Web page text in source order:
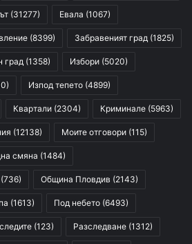
(31277) Евала (1067)
(8399) Забравеният град (1825)
град (1358) Избори (5020)
Изпод тепето (4899)
Квартали (2304) Криминале (5963)
(12138) Моите отговори (115)
смяна (1484)
(736) Община Пловдив (2143)
(1613) Под небето (6493)
(123) Разследване (1312)